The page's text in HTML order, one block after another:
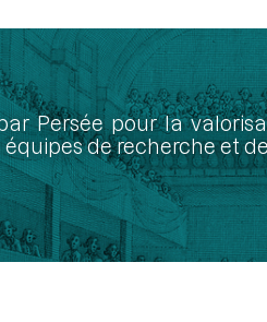
Persée pour la
de recherche et